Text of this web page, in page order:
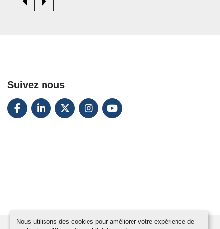
Nous utilisons des cookies pour améliorer votre expérience de
Suivez nous
FACEBOOK
LINKEDINTWITTERINSTAGRAM
YOUTUBE